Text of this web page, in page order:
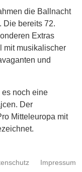
die Ballnacht
Die bereits 72.
Extras
mit musikalischer
und
es noch eine
Der
Mitteleuropa mit
Impressum